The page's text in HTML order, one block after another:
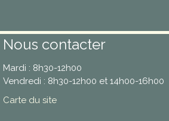
Nous contacter
Mardi : 8h30-12h00
Vendredi : 8h30-12h00 et 14h00-16h00
Carte du site